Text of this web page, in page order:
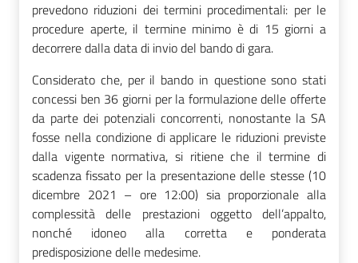
prevedono riduzioni dei termini procedimentali: per le
procedure aperte, il termine minimo è di 15 giorni a
decorrere dalla data di invio del bando di gara.
Considerato che, per il bando in questione sono stati
concessi ben 36 giorni per la formulazione delle offerte
da parte dei potenziali concorrenti, nonostante la SA
fosse nella condizione di applicare le riduzioni previste
dalla vigente normativa, si ritiene che il termine di
scadenza fissato per la presentazione delle stesse (10
dicembre 2021 – ore 12:00) sia proporzionale alla
complessità delle prestazioni oggetto dell’appalto,
nonché idoneo alla corretta e ponderata
predisposizione delle medesime.